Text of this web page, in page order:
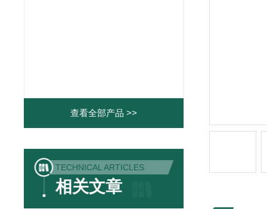
查看全部产品 >>
TECHNICAL ARTICLES
相关文章